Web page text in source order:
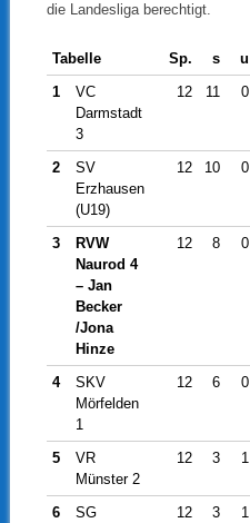
die Landesliga berechtigt.
Tabelle Sp. s u
1
VC
Darmstadt
3
12 11 0
2
SV
Erzhausen
(U19)
12 10 0
3
RVW
Naurod 4
– Jan
Becker
/Jona
Hinze
12 8 0
4
SKV
Mörfelden
1
12 6 0
5
VR
Münster 2
12 3 1
6
SG
12 3 1